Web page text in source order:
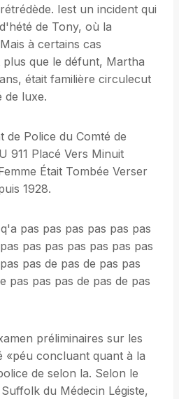
Iest un incident qui
de Tony, où la
à certains cas
que le défunt, Martha
était familière circulecut
de luxe.
de Police du Comté de
911 Placé Vers Minuit
Était Tombée Verser
1928.
pas pas pas pas pas pas
pas pas pas pas pas pas
pas de pas de pas pas
pas pas pas de pas de pas
préliminaires sur les
«péu concluant quant à la
de selon la. Selon le
du Médecin Légiste,